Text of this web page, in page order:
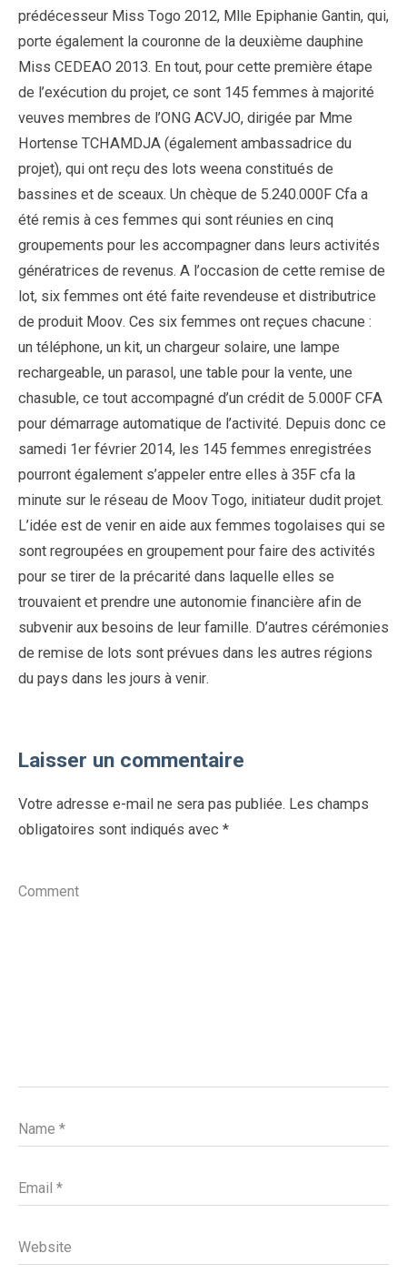
prédécesseur Miss Togo 2012, Mlle Epiphanie Gantin, qui,
porte également la couronne de la deuxième dauphine
Miss CEDEAO 2013. En tout, pour cette première étape
de l’exécution du projet, ce sont 145 femmes à majorité
veuves membres de l’ONG ACVJO, dirigée par Mme
Hortense TCHAMDJA (également ambassadrice du
projet), qui ont reçu des lots weena constitués de
bassines et de sceaux. Un chèque de 5.240.000F Cfa a
été remis à ces femmes qui sont réunies en cinq
groupements pour les accompagner dans leurs activités
génératrices de revenus. A l’occasion de cette remise de
lot, six femmes ont été faite revendeuse et distributrice
de produit Moov. Ces six femmes ont reçues chacune :
un téléphone, un kit, un chargeur solaire, une lampe
rechargeable, un parasol, une table pour la vente, une
chasuble, ce tout accompagné d’un crédit de 5.000F CFA
pour démarrage automatique de l’activité. Depuis donc ce
samedi 1er février 2014, les 145 femmes enregistrées
pourront également s’appeler entre elles à 35F cfa la
minute sur le réseau de Moov Togo, initiateur dudit projet.
L’idée est de venir en aide aux femmes togolaises qui se
sont regroupées en groupement pour faire des activités
pour se tirer de la précarité dans laquelle elles se
trouvaient et prendre une autonomie financière afin de
subvenir aux besoins de leur famille. D’autres cérémonies
de remise de lots sont prévues dans les autres régions
du pays dans les jours à venir.
Laisser un commentaire
Votre adresse e-mail ne sera pas publiée. Les champs
obligatoires sont indiqués avec *
Comment
Name *
Email *
Website